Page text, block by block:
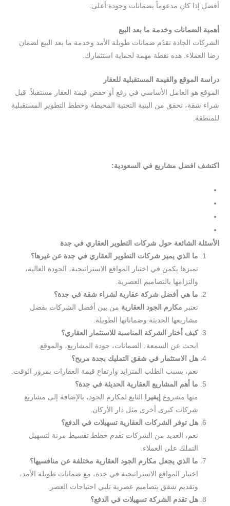
أفضل إذا كان مدعوماً بضمانات وجودة أعلى.
أهمية الضمانات وخدمة ما بعد البيع
الشركات الجادة تقدّم ضمانات طويلة الأمد وخدمة ما بعد البيع لضمان
رضا العملاء. هذه نقطة مهمة لحماية استثمارك.
دراسة الموقع والقيمة المستقبلية للعقار
الموقع هو العامل الأساسي في رفع أو خفض قيمة العقار مستقبلاً. قبل
شراء شقة، تحقق من البنية التحتية المحيطة وخطط التطوير المستقبلية
للمنطقة.
اكتشف افضل مشاريع في السعودية:
الأسئلة الشائعة حول شركات التطوير العقاري في جدة
ما الذي يميز شركات التطوير العقاري في جدة عن غيرها؟
تميزها يكمن في اختيار المواقع الاستراتيجية، الجودة العالية،
والتزامها بالتصاميم العصرية.
ما هي أفضل شركة عقارية لشراء شقة في جدة؟
تعتبر مكارم الجود العقارية من بين أفضل الشركات بفضل
مشاريعها الحديثة وضماناتها الطويلة.
كيف أختار الشركة المناسبة للاستثمار العقاري؟
ابحث عن السمعة، الضمانات، جودة المشاريع، والموقع.
هل الاستثمار في شقق التمليك بجدة مربح؟
نعم، بسبب الطلب المتزايد وارتفاع قيمة العقارات بمرور الوقت.
ما أهم المشاريع العقارية الحديثة في جدة؟
منها مشروع إيفيرا
التابع لمكارم الجود، بالإضافة إلى مشاريع
شركات كبرى أخرى مثل دار الأركان.
هل توفر الشركات العقارية تسهيلات في الدفع؟
نعم، العديد من الشركات تقدم خطط تقسيط مرنة لتسهيل
التملك على العملاء.
ما الذي يجعل مكارم الجود العقارية مختلفة عن منافسيها؟
اختيار المواقع الاستراتيجية في جدة، مع ضمانات طويلة الأمد،
وتقديم شقق بتصاميم عصرية تلبي احتياجات العصر.
هل تقدم الشركة تسهيلات في الدفع؟